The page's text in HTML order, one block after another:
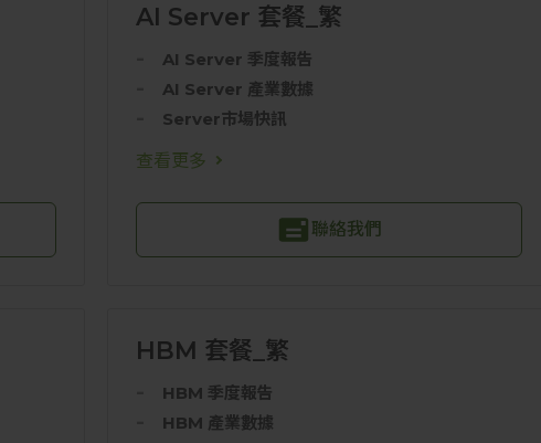
AI Server 套餐_繁
AI Server 季度報告
AI Server 產業數據
Server市場快訊
查看更多
聯絡我們
HBM 套餐_繁
HBM 季度報告
HBM 產業數據